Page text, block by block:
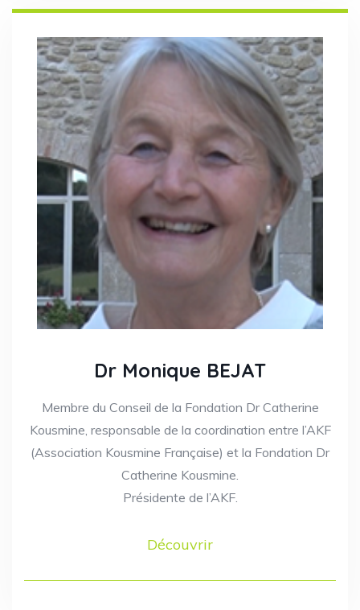
Dr Monique BEJAT
Membre du Conseil de la Fondation Dr Catherine
Kousmine, responsable de la coordination entre l’AKF
(Association Kousmine Française) et la Fondation Dr
Catherine Kousmine.
Présidente de l’AKF.
Découvrir